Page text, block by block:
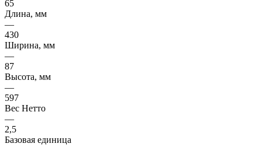
65
Длина, мм
—
430
Ширина, мм
—
87
Высота, мм
—
597
Вес Нетто
—
2,5
Базовая единица